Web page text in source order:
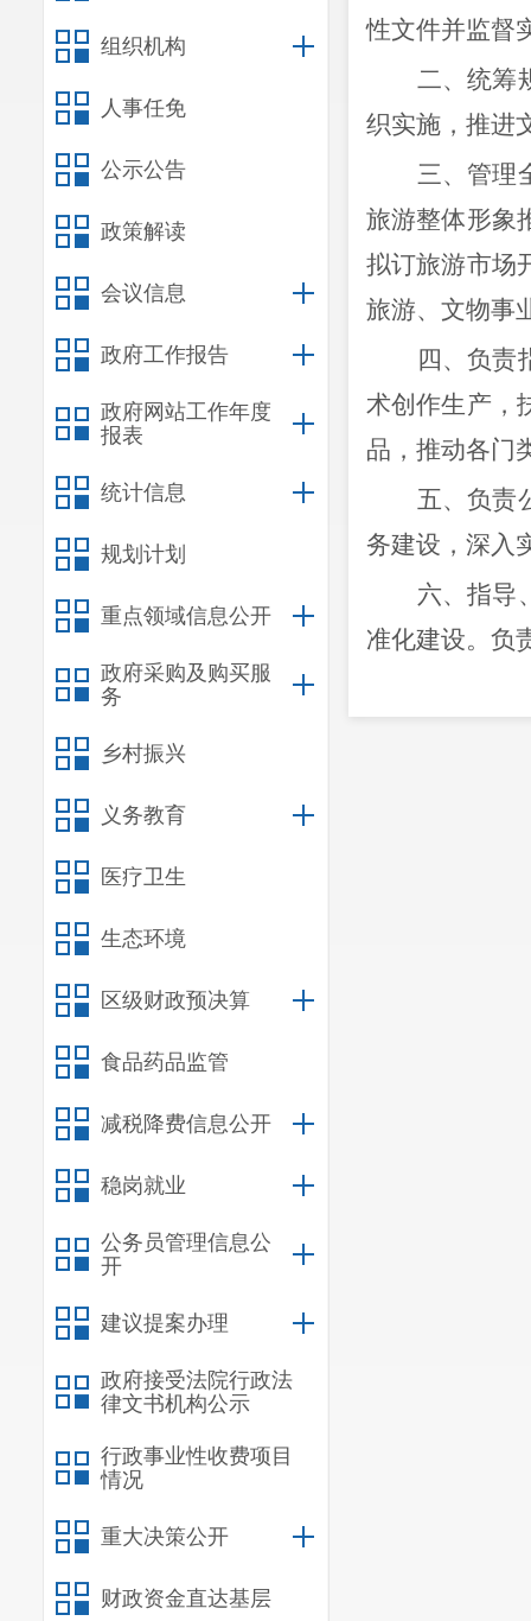
组织机构
人事任免
公示公告
政策解读
会议信息
政府工作报告
政府网站工作年度
报表
统计信息
规划计划
重点领域信息公开
政府采购及购买服
务
乡村振兴
义务教育
医疗卫生
生态环境
区级财政预决算
食品药品监管
减税降费信息公开
稳岗就业
公务员管理信息公
开
建议提案办理
政府接受法院行政法
律文书机构公示
行政事业性收费项目
情况
重大决策公开
财政资金直达基层
性文件并监督
二、统筹
织实施，推进
三、 管理
旅游整体形象
拟订旅游市场
旅游、文物事
四、负责
术创作生产，
品，推动各门
五、负责
务建设，深入
六、指导
准化建设。负